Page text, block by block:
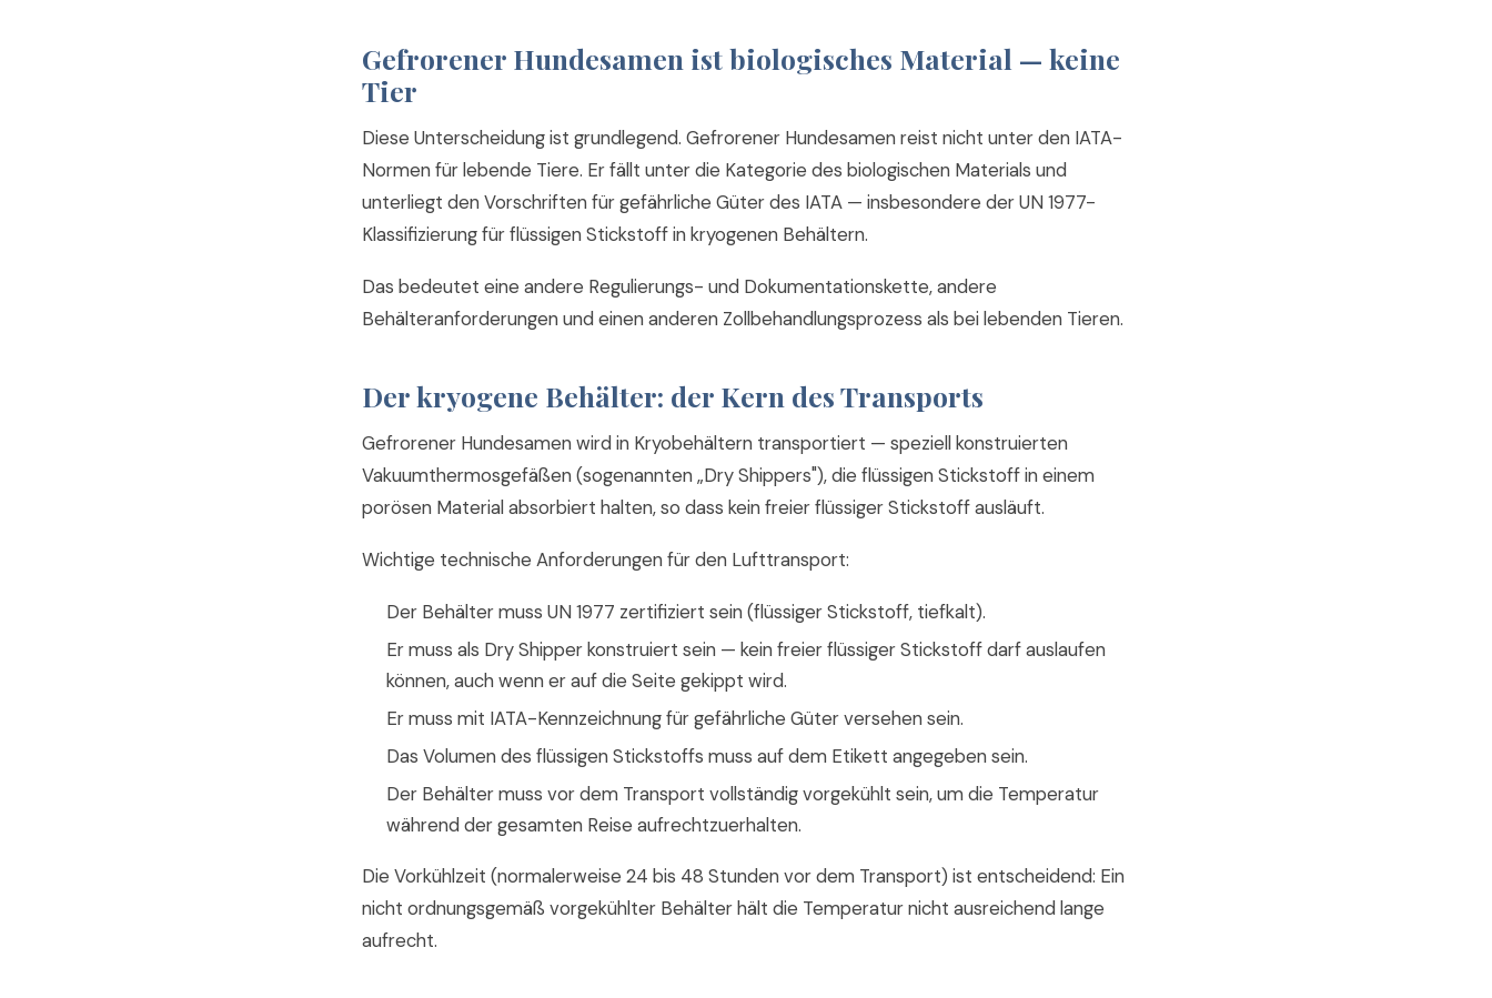
Gefrorener Hundesamen ist biologisches Material — keine
Tier
Diese Unterscheidung ist grundlegend. Gefrorener Hundesamen reist nicht unter den IATA-
Normen für lebende Tiere. Er fällt unter die Kategorie des biologischen Materials und
unterliegt den Vorschriften für gefährliche Güter des IATA — insbesondere der UN 1977-
Klassifizierung für flüssigen Stickstoff in kryogenen Behältern.
Das bedeutet eine andere Regulierungs- und Dokumentationskette, andere
Behälteranforderungen und einen anderen Zollbehandlungsprozess als bei lebenden Tieren.
Der kryogene Behälter: der Kern des Transports
Gefrorener Hundesamen wird in Kryobehältern transportiert — speziell konstruierten
Vakuumthermosgefäßen (sogenannten „Dry Shippers"), die flüssigen Stickstoff in einem
porösen Material absorbiert halten, so dass kein freier flüssiger Stickstoff ausläuft.
Wichtige technische Anforderungen für den Lufttransport:
Der Behälter muss UN 1977 zertifiziert sein (flüssiger Stickstoff, tiefkalt).
Er muss als Dry Shipper konstruiert sein — kein freier flüssiger Stickstoff darf auslaufen
können, auch wenn er auf die Seite gekippt wird.
Er muss mit IATA-Kennzeichnung für gefährliche Güter versehen sein.
Das Volumen des flüssigen Stickstoffs muss auf dem Etikett angegeben sein.
Der Behälter muss vor dem Transport vollständig vorgekühlt sein, um die Temperatur
während der gesamten Reise aufrechtzuerhalten.
Die Vorkühlzeit (normalerweise 24 bis 48 Stunden vor dem Transport) ist entscheidend: Ein
nicht ordnungsgemäß vorgekühlter Behälter hält die Temperatur nicht ausreichend lange
aufrecht.